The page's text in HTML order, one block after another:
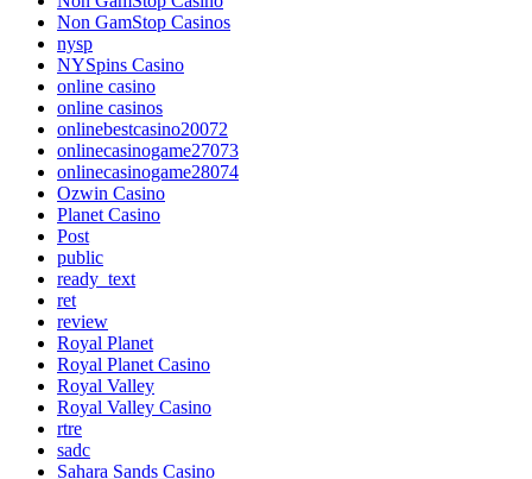
Non GamStop Casinos
nysp
NYSpins Casino
online casino
online casinos
onlinebestcasino20072
onlinecasinogame27073
onlinecasinogame28074
Ozwin Casino
Planet Casino
Post
public
ready_text
ret
review
Royal Planet
Royal Planet Casino
Royal Valley
Royal Valley Casino
rtre
sadc
Sahara Sands Casino